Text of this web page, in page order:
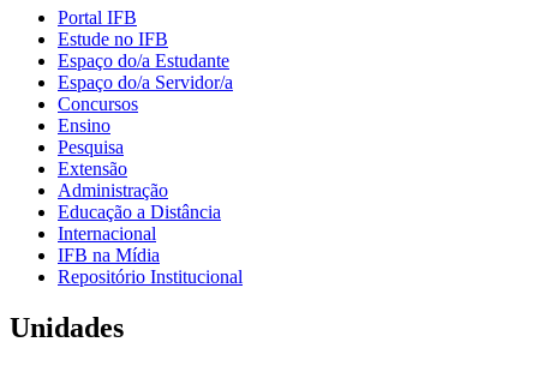
Portal IFB
Estude no IFB
Espaço do/a Estudante
Espaço do/a Servidor/a
Concursos
Ensino
Pesquisa
Extensão
Administração
Educação a Distância
Internacional
IFB na Mídia
Repositório Institucional
Unidades